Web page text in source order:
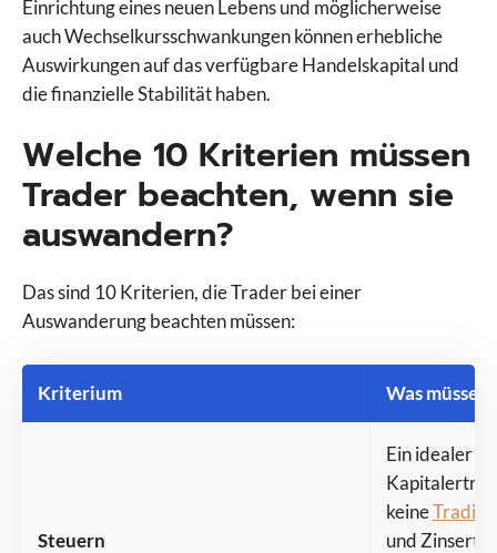
Einrichtung eines neuen Lebens und möglicherweise
auch Wechselkursschwankungen können erhebliche
Auswirkungen auf das verfügbare Handelskapital und
die finanzielle Stabilität haben.
Welche 10 Kriterien müssen
Trader beachten, wenn sie
auswandern?
Das sind 10 Kriterien, die Trader bei einer
Auswanderung beachten müssen:
Kriterium Was
Steuern
Ein idealer
keine
und